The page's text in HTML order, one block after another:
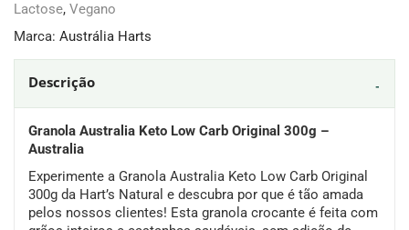
Lactose, Vegano
Marca: Austrália Harts
Descrição
Granola Australia Keto Low Carb Original 300g –
Australia
Experimente a Granola Australia Keto Low Carb Original
300g da Hart’s Natural e descubra por que é tão amada
pelos nossos clientes! Esta granola crocante é feita com